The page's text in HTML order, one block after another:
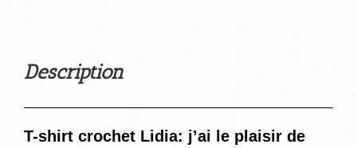
Description
T-shirt crochet Lidia: j’ai le plaisir de